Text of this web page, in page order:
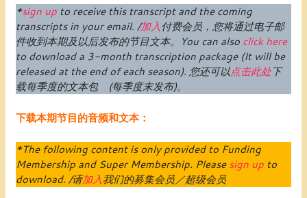
*sign up to receive this transcript and the coming
transcripts in your email. /加入付费会员 ，您将通过电子邮
件收到本期及以后发布的节目文本。
You can also click here
to download a 3-month transcription package (It will be
released at the end of each season). 您还可以点击此处下
载每季度的文本包 (每季度末发布)。
下载本期节目的音频和文本：
*The following content is only provided to Funding
Membership and Super Membership. Pleasesign up to
download. /请加入我们的募集会员／超级会员